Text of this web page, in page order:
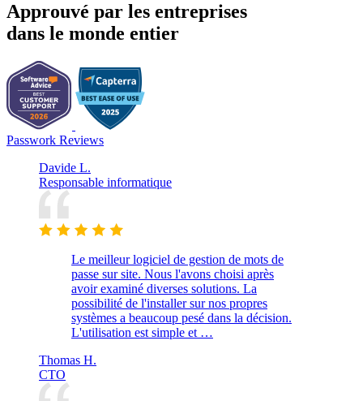
Approuvé par les entreprises
dans le monde entier
Passwork Reviews
Davide L.
Responsable informatique
Le meilleur logiciel de gestion de mots de
passe sur site. Nous l'avons choisi après
avoir examiné diverses solutions. La
possibilité de l'installer sur nos propres
systèmes a beaucoup pesé dans la décision.
L'utilisation est simple et …
Thomas H.
CTO